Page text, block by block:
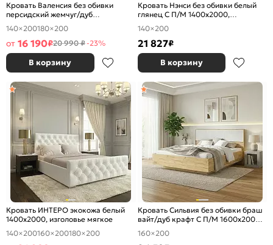
Кровать Валенсия без обивки
персидский жемчуг/дуб
натуральный светлый без П/М
1400x2000, ортопедическое
основание, изголовье жесткое
140×200180×200
от 16 190₽20 990 ₽-23%
В корзину
Кровать Нэнси без обивки белый
глянец С П/М 1400x2000,
изголовье жесткое
140×200
21 827₽
В корзину
Кровать ИНТЕРО экокожа белый
1400x2000, изголовье мягкое
140×200160×200180×200
Кровать Сильвия без обивки браш
вайт/дуб крафт С П/М 1600x2000,
ортопедическое основание,
изголовье жесткое
160×200